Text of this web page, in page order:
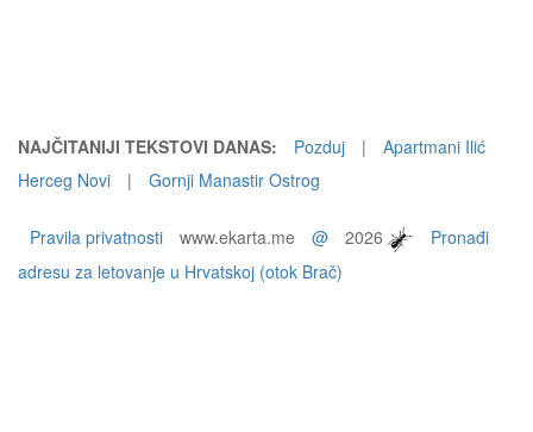
NAJČITANIJI TEKSTOVI DANAS: Pozduj |
Apartmani Ilić
Herceg Novi
| Gornji Manastir Ostrog
Pravila privatnosti www.ekarta.me @ 2026
Pronađi
adresu za letovanje u Hrvatskoj (otok Brač)